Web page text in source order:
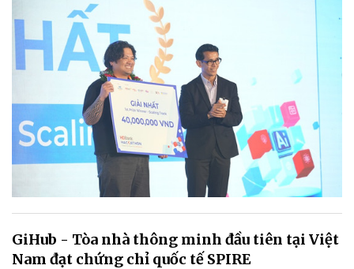
GiHub - Tòa nhà thông minh đầu tiên tại Việt
Nam đạt chứng chỉ quốc tế SPIRE